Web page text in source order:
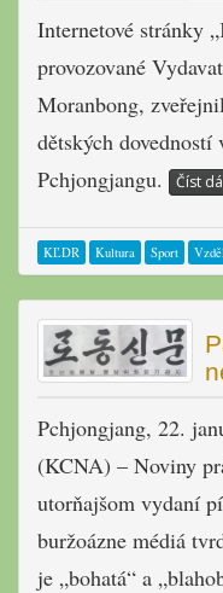
Internetové stránky
provozované
Moranbong,
dětských
Pchjongjangu.
Číst
KĽDR Kultura Sport
Pchjongjang, 22.
(KCNA) – Noviny
utorňajšom vydaní
buržoázne médiá
je „bohatá“ a